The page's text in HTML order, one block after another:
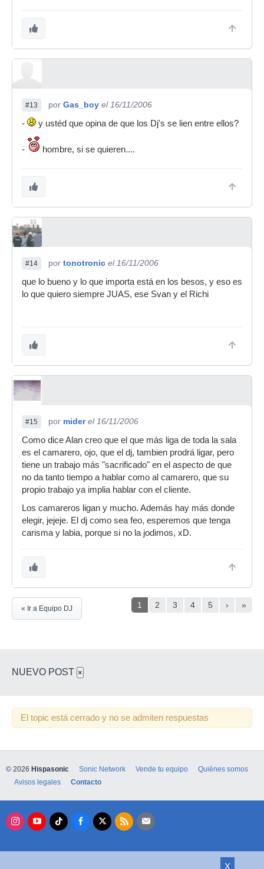
#13 por Gas_boy el 16/11/2006
-
y ustéd que opina de que los Dj's se lien entre ellos?
- hombre, si se quieren....
#14 por tonotronic el 16/11/2006
que lo bueno y lo que importa está en los besos, y eso es
lo que quiero siempre JUAS, ese Svan y el Richi
#15 por mider el 16/11/2006
Como dice Alan creo que el que más liga de toda la sala
es el camarero, ojo, que el dj, tambien prodrá ligar, pero
tiene un trabajo más "sacrificado" en el aspecto de que
no da tanto tiempo a hablar como al camarero, que su
propio trabajo ya implia hablar con el cliente.
Los camareros ligan y mucho. Además hay más donde
elegir, jejeje. El dj como sea feo, esperemos que tenga
carisma y labia, porque si no la jodimos, xD.
1 2 3 4 5 › »
« Ir a Equipo DJ
NUEVO POST ×
El topic está cerrado y no se admiten respuestas
X
© 2026 Hispasonic Sonic Network Vende tu equipo
Quiénes somos
Avisos legales
Contacto